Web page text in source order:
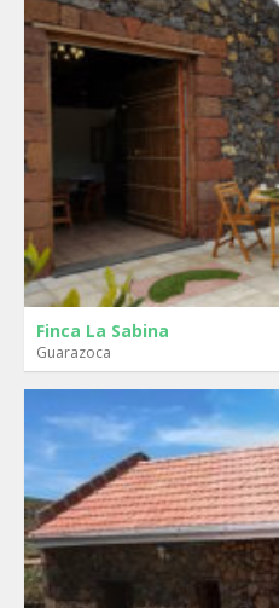
Finca La Sabina
Guarazoca